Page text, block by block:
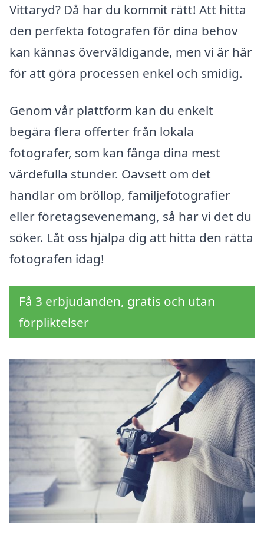
Vittaryd? Då har du kommit rätt! Att hitta
den perfekta fotografen för dina behov
kan kännas överväldigande, men vi är här
för att göra processen enkel och smidig.
Genom vår plattform kan du enkelt
begära flera offerter från lokala
fotografer, som kan fånga dina mest
värdefulla stunder. Oavsett om det
handlar om bröllop, familjefotografier
eller företagsevenemang, så har vi det du
söker. Låt oss hjälpa dig att hitta den rätta
fotografen idag!
Få 3 erbjudanden, gratis och utan
förpliktelser